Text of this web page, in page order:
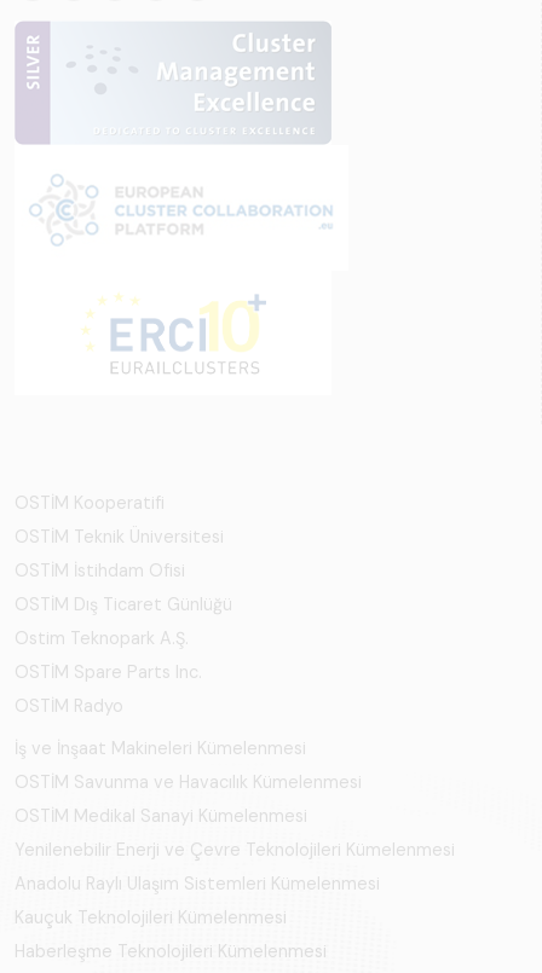
OSTİM Kooperatifi
OSTİM Teknik Üniversitesi
OSTİM İstihdam Ofisi
OSTİM Dış Ticaret Günlüğü
Ostim Teknopark A.Ş.
OSTİM Spare Parts Inc.
OSTİM Radyo
İş ve İnşaat Makineleri Kümelenmesi
OSTİM Savunma ve Havacılık Kümelenmesi
OSTİM Medikal Sanayi Kümelenmesi
Yenilenebilir Enerji ve Çevre Teknolojileri Kümelenmesi
Anadolu Raylı Ulaşım Sistemleri Kümelenmesi
Kauçuk Teknolojileri Kümelenmesi
Haberleşme Teknolojileri Kümelenmesi